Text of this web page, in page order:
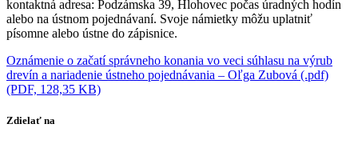
kontaktná adresa: Podzámska 39, Hlohovec počas úradných hodín
alebo na ústnom pojednávaní. Svoje námietky môžu uplatniť
písomne alebo ústne do zápisnice.
Oznámenie o začatí správneho konania vo veci súhlasu na výrub
drevín a nariadenie ústneho pojednávania – Oľga Zubová (.pdf)
(PDF, 128,35 KB)
Zdielať na